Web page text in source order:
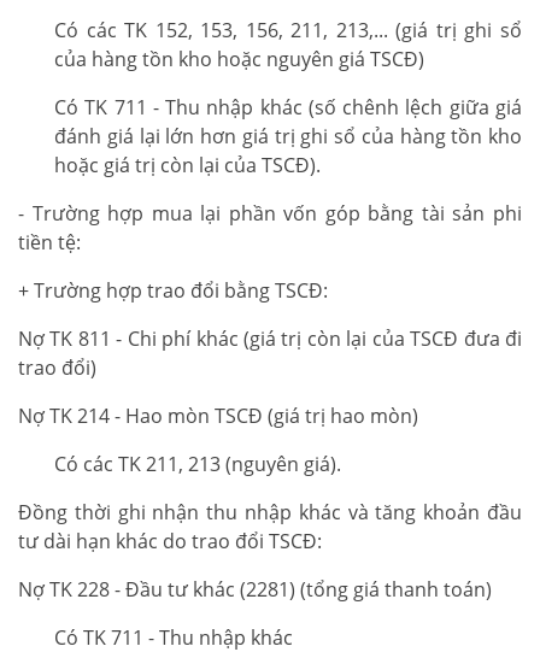
Có các TK 152, 153, 156, 211, 213,... (giá trị ghi sổ
của hàng tồn kho hoặc nguyên giá TSCĐ)
Có TK 711 - Thu nhập khác (số chênh lệch giữa giá
đánh giá lại lớn hơn giá trị ghi sổ của hàng tồn kho
hoặc giá trị còn lại của TSCĐ).
- Trường hợp mua lại phần vốn góp bằng tài sản phi
tiền tệ:
+ Trường hợp trao đổi bằng TSCĐ:
Nợ TK 811 - Chi phí khác (giá trị còn lại của TSCĐ đưa đi
trao đổi)
Nợ TK 214 - Hao mòn TSCĐ (giá trị hao mòn)
Có các TK 211, 213 (nguyên giá).
Đồng thời ghi nhận thu nhập khác và tăng khoản đầu
tư dài hạn khác do trao đổi TSCĐ:
Nợ TK 228 - Đầu tư khác (2281) (tổng giá thanh toán)
Có TK 711 - Thu nhập khác